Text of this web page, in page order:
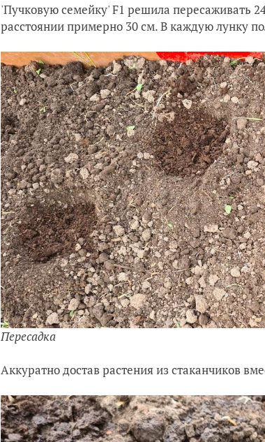
'Пучковую семейку' F1 решила пересаживать
расстоянии примерно 30 см. В каждую лунку
Пересадка
Аккуратно достав растения из стаканчиков